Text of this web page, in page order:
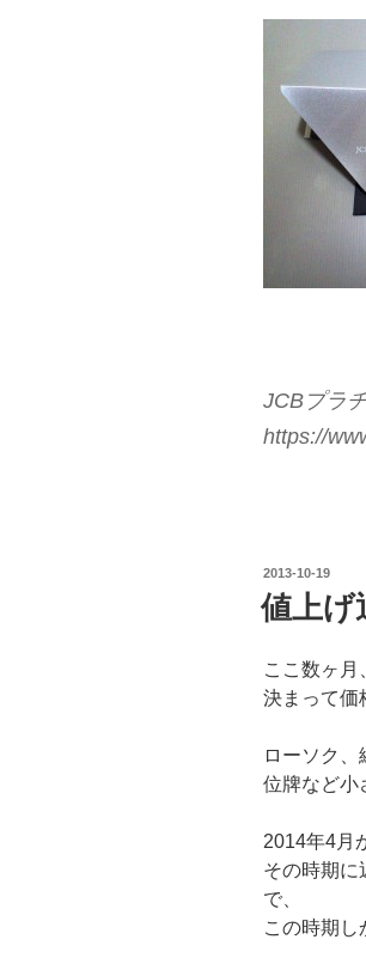
JCBプラ
https://
投
稿
日:
2013-10-19
値上
ここ数ヶ月
決まって価
ローソク、
位牌など小
2014年4月
その時期に
で、
この時期し